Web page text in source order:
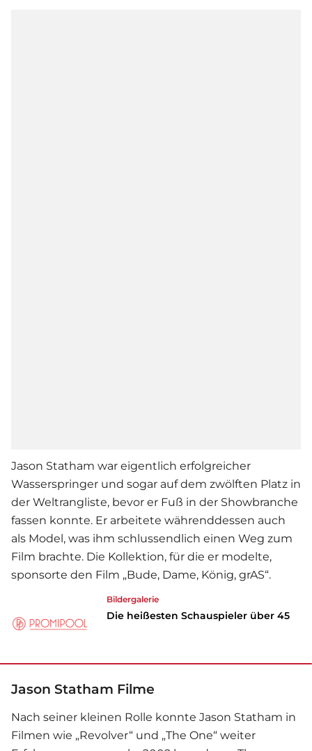
Jason Statham war eigentlich erfolgreicher
Wasserspringer und sogar auf dem zwölften Platz in
der Weltrangliste, bevor er Fuß in der Showbranche
fassen konnte. Er arbeitete währenddessen auch
als Model, was ihm schlussendlich einen Weg zum
Film brachte. Die Kollektion, für die er modelte,
sponsorte den Film „Bude, Dame, König, grAS“.
Bildergalerie
Die heißesten Schauspieler über 45
Jason Statham Filme
Nach seiner kleinen Rolle konnte Jason Statham in
Filmen wie „Revolver“ und „The One“ weiter